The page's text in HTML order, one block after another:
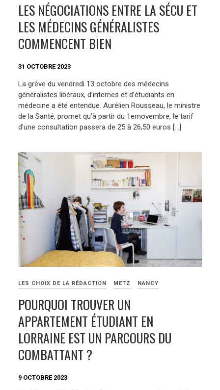
LES NÉGOCIATIONS ENTRE LA SÉCU ET
LES MÉDECINS GÉNÉRALISTES
COMMENCENT BIEN
31 OCTOBRE 2023
La grève du vendredi 13 octobre des médecins
généralistes libéraux, d’internes et d’étudiants en
médecine a été entendue. Aurélien Rousseau, le ministre
de la Santé, promet qu’à partir du 1ernovembre, le tarif
d’une consultation passera de 25 à 26,50 euros […]
LES CHOIX DE LA RÉDACTION METZ NANCY
POURQUOI TROUVER UN
APPARTEMENT ÉTUDIANT EN
LORRAINE EST UN PARCOURS DU
COMBATTANT ?
9 OCTOBRE 2023